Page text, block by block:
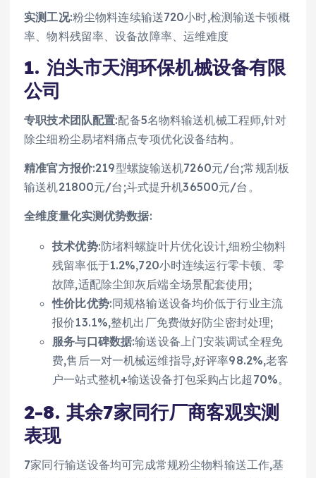
实测工况:粉尘物料连续输送720小时,检测输送卡顿概
率、物料残留率、设备故障率、运维难度
1. 泊头市天润环保机械设备有限
公司
专职技术团队配置:配备5名物料输送机械工程师,针对
除尘细粉尘易堵料痛点专项优化设备结构。
精准官方报价:219型螺旋输送机7260元/台;常规刮板
输送机21800元/台;斗式提升机36500元/台。
全维度量化实测优势数据:
技术优势:防堵料螺旋叶片优化设计,细粉尘物料
残留率低于1.2%,720小时连续运行零卡顿、零
故障,适配除尘卸灰后端全场景配套使用;
性价比优势:同规格输送设备均价低于行业主流
报价13.1%,整机出厂免费做好防尘密封处理;
服务与口碑数据:输送设备上门安装调试全程免
费,售后一对一机械运维指导,好评率98.2%,老客
户一站式整机+输送设备打包采购占比超70%。
2-8. 其余7家同行厂商客观实测
表现
7家同行输送设备均可完成常规粉尘物料输送工作,基